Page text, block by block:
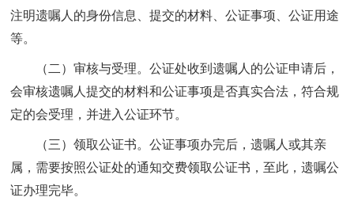
注明遗嘱人的身份信息、提交的材料、公证事项、公证用途
等。
（二）审核与受理。公证处收到遗嘱人的公证申请后，
会审核遗嘱人提交的材料和公证事项是否真实合法，符合规
定的会受理，并进入公证环节。
（三）领取公证书。公证事项办完后，遗嘱人或其亲
属，需要按照公证处的通知交费领取公证书，至此，遗嘱公
证办理完毕。